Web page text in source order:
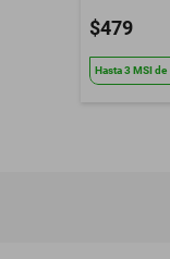
$479
Hasta3 MSIde